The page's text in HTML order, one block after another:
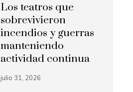
Los teatros que
sobrevivieron
incendios y guerras
manteniendo
actividad continua
julio 31, 2026